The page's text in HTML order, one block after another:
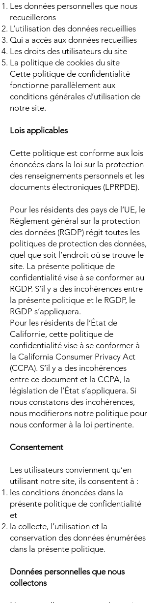
Les données personnelles que nous
recueillerons
L’utilisation des données recueillies
Qui a accès aux données recueillies
Les droits des utilisateurs du site
La politique de cookies du site
Cette politique de confidentialité
fonctionne parallèlement aux
conditions générales d’utilisation de
notre site.
Lois applicables
Cette politique est conforme aux lois
énoncées dans la loi sur la protection
des renseignements personnels et les
documents électroniques (LPRPDE).
Pour les résidents des pays de l’UE, le
Règlement général sur la protection
des données (RGDP) régit toutes les
politiques de protection des données,
quel que soit l’endroit où se trouve le
site. La présente politique de
confidentialité vise à se conformer au
RGDP. S’il y a des incohérences entre
la présente politique et le RGDP, le
RGDP s’appliquera.
Pour les résidents de l’État de
Californie, cette politique de
confidentialité vise à se conformer à
la California Consumer Privacy Act
(CCPA). S’il y a des incohérences
entre ce document et la CCPA, la
législation de l’État s’appliquera. Si
nous constatons des incohérences,
nous modifierons notre politique pour
nous conformer à la loi pertinente.
Consentement
Les utilisateurs conviennent qu’en
utilisant notre site, ils consentent à :
les conditions énoncées dans la
présente politique de confidentialité
et
la collecte, l’utilisation et la
conservation des données énumérées
dans la présente politique.
Données personnelles que nous
collectons